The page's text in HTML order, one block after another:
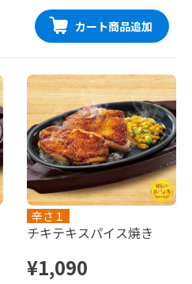
カート商品追加
辛さ１
チキテキスパイス焼き
¥1,090